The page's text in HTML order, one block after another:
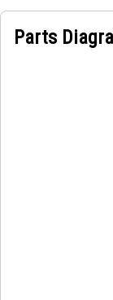
Parts